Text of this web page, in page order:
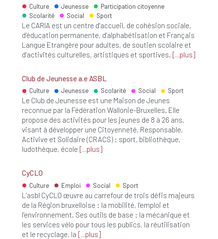
Culture Jeunesse
Participation citoyenne
Scolarité
Social Sport
Le CARIA est un centre d’accueil, de cohésion sociale,
d’éducation permanente, d’alphabétisation et Français
Langue Etrangère pour adultes, de soutien scolaire et
d’activités culturelles, artistiques et sportives.
plus
Club de Jeunesse a.e ASBL
Culture Jeunesse Scolarité Social Sport
Le Club de Jeunesse est une Maison de Jeunes
reconnue par la Fédération Wallonie-Bruxelles. Elle
propose des activités pour les jeunes de 8 à 26 ans,
visant à développer une Citoyenneté, Responsable,
Activive et Solidaire (CRACS) : sport, bibliothèque,
ludothèque, école
plus
CyCLO
Culture Emploi Social Sport
L’asbl CyCLO œuvre au carrefour de trois défis majeurs
de la Région bruxelloise : la mobilité, l’emploi et
l’environnement. Ses outils de base : la mécanique et
les services vélo pour tous les publics, la réutilisation
et le recyclage, la
plus